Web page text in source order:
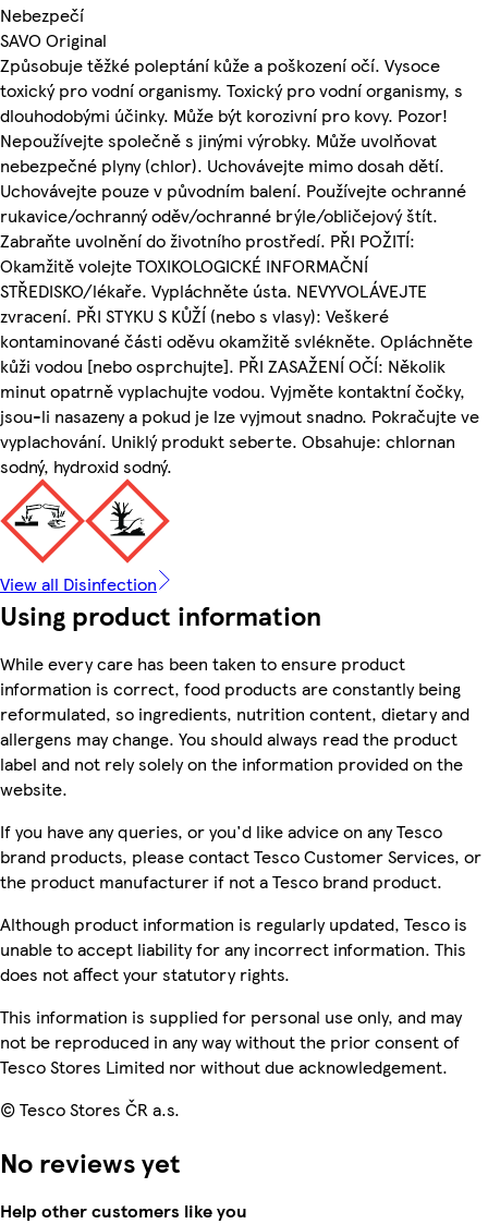
Nebezpečí
SAVO Original
Způsobuje těžké poleptání kůže a poškození očí. Vysoce
toxický pro vodní organismy. Toxický pro vodní organismy, s
dlouhodobými účinky. Může být korozivní pro kovy. Pozor!
Nepoužívejte společně s jinými výrobky. Může uvolňovat
nebezpečné plyny (chlor). Uchovávejte mimo dosah dětí.
Uchovávejte pouze v původním balení. Používejte ochranné
rukavice/ochranný oděv/ochranné brýle/obličejový štít.
Zabraňte uvolnění do životního prostředí. PŘI POŽITÍ:
Okamžitě volejte TOXIKOLOGICKÉ INFORMAČNÍ
STŘEDISKO/lékaře. Vypláchněte ústa. NEVYVOLÁVEJTE
zvracení. PŘI STYKU S KŮŽÍ (nebo s vlasy): Veškeré
kontaminované části oděvu okamžitě svlékněte. Opláchněte
kůži vodou [nebo osprchujte]. PŘI ZASAŽENÍ OČÍ: Několik
minut opatrně vyplachujte vodou. Vyjměte kontaktní čočky,
jsou-li nasazeny a pokud je lze vyjmout snadno. Pokračujte ve
vyplachování. Uniklý produkt seberte. Obsahuje: chlornan
sodný, hydroxid sodný.
View all Disinfection
Using product information
While every care has been taken to ensure product
information is correct, food products are constantly being
reformulated, so ingredients, nutrition content, dietary and
allergens may change. You should always read the product
label and not rely solely on the information provided on the
website.
If you have any queries, or you'd like advice on any Tesco
brand products, please contact Tesco Customer Services, or
the product manufacturer if not a Tesco brand product.
Although product information is regularly updated, Tesco is
unable to accept liability for any incorrect information. This
does not affect your statutory rights.
This information is supplied for personal use only, and may
not be reproduced in any way without the prior consent of
Tesco Stores Limited nor without due acknowledgement.
© Tesco Stores ČR a.s.
No reviews yet
Help other customers like you